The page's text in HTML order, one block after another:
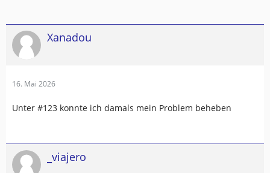
Xanadou
16. Mai 2026
Unter #123 konnte ich damals mein Problem beheben
_viajero